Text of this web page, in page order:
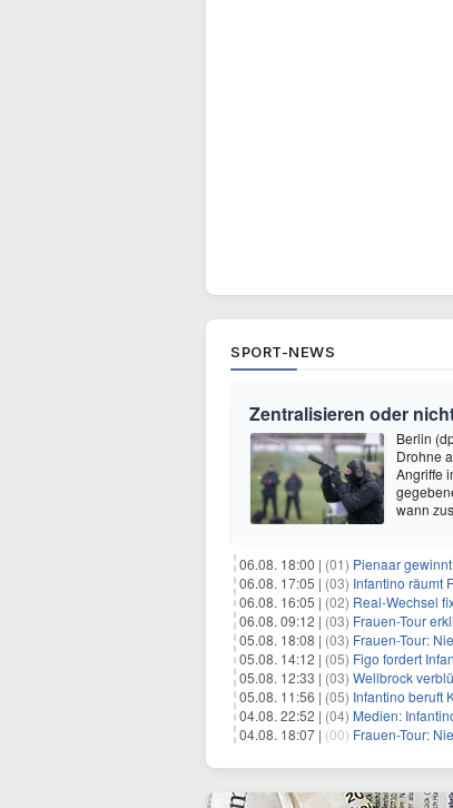
SPORT-NEWS
Zentralisieren oder
Berlin
Drohne
Angriffe
wann
06.08. 18:00 | (01) Pienaar
06.08. 17:05 | (03) Infantino räumt
06.08. 16:05 | (02) Real-Wechsel
06.08. 09:12 | (03) Frauen-Tour
05.08. 18:08 | (03) Frauen-Tour:
05.08. 14:12 | (05) Figo fordert
05.08. 12:33 | (03) Wellbrock
05.08. 11:56 | (05) Infantino beruft
04.08. 22:52 | (04) Medien:
04.08. 18:07 | (00) Frauen-Tour: